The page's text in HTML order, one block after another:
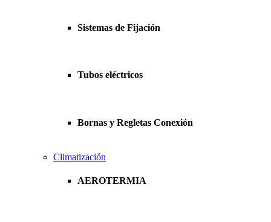
Sistemas de Fijación
Tubos eléctricos
Bornas y Regletas Conexión
Climatización
AEROTERMIA